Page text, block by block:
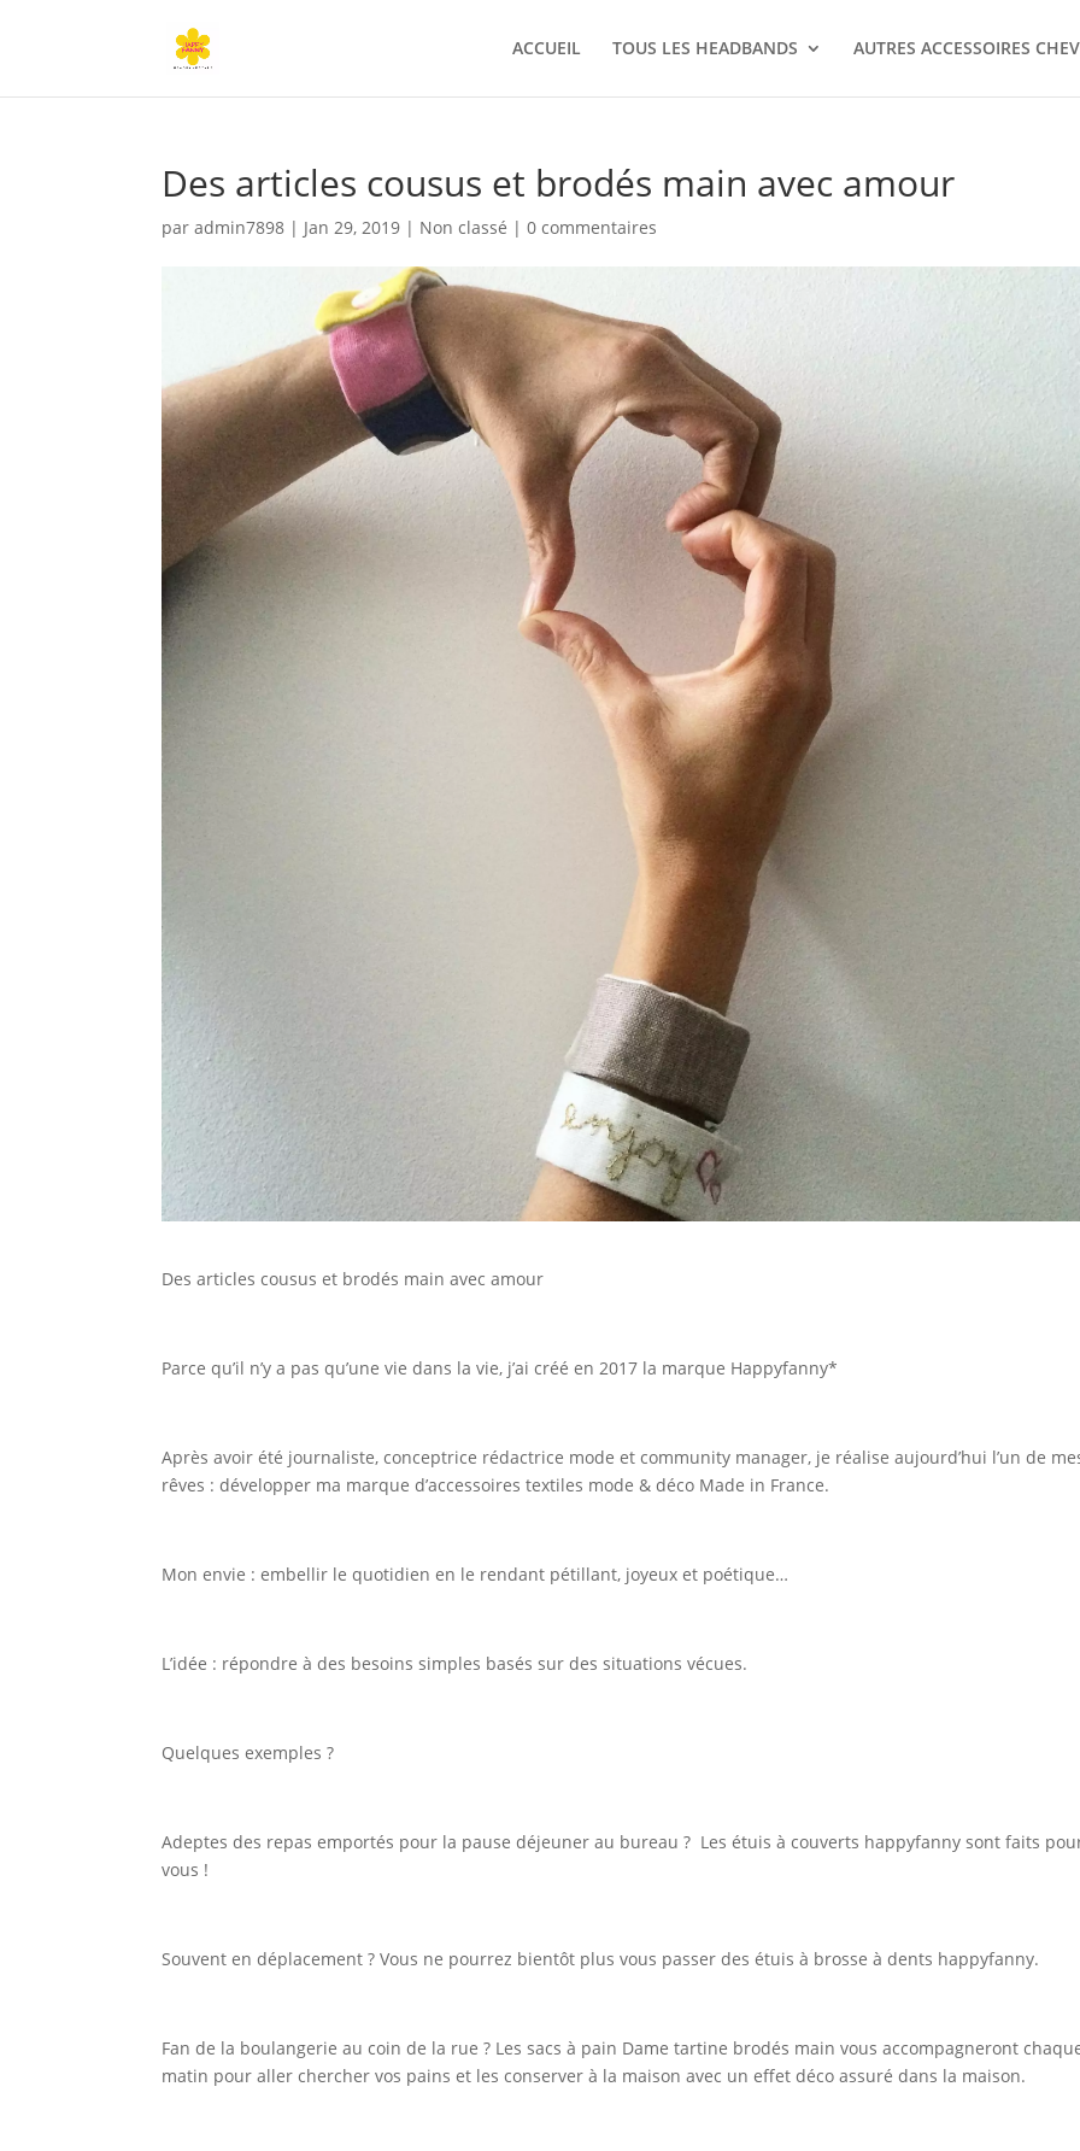
ACCUEIL TOUS LES HEADBANDS AUTRES ACCESSOIRES
Des articles cousus et brodés main avec amour
paradmin7898 | Jan 29, 2019 | Non classé |0 commentaires
Des articles cousus et brodés main avec amour
Parce qu’il n’y a pas qu’une vie dans la vie, j’ai créé en 2017 la marque Happyfanny*
Après avoir été journaliste, conceptrice rédactrice mode et community manager, je réalise aujourd’hui l’un de
rêves : développer ma marque d’accessoires textiles mode & déco Made in France.
Mon envie : embellir le quotidien en le rendant pétillant, joyeux et poétique…
L’idée : répondre à des besoins simples basés sur des situations vécues.
Quelques exemples ?
Adeptes des repas emportés pour la pause déjeuner au bureau ? Les étuis à couverts happyfanny sont faits
vous !
Souvent en déplacement ? Vous ne pourrez bientôt plus vous passer des étuis à brosse à dents happyfanny.
Fan de la boulangerie au coin de la rue ? Les sacs à pain Dame tartine brodés main vous accompagneront
matin pour aller chercher vos pains et les conserver à la maison avec un effet déco assuré dans la maison.